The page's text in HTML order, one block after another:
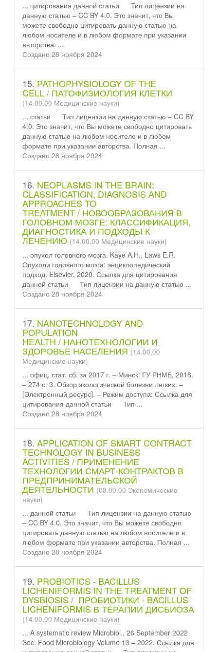
... цитирования данной статьи Тип лицензии на
данную статью – CC BY 4.0. Это значит, что Вы
можете свободно цитировать данную статью на
любом носителе и в любом формате при указании
авторства. ...
Создано 28 ноября 2024
15. PATHOPHYSIOLOGY OF THE
CELL / ПАТОФИЗИОЛОГИЯ КЛЕТКИ
(14.00.00 Медицинские науки)
... статьи Тип лицензии на данную статью – CC BY
4.0. Это значит, что Вы можете свободно цитировать
данную статью на любом носителе и в любом
формате при указании авторства. Полная ...
Создано 28 ноября 2024
16. NEOPLASMS IN THE BRAIN:
CLASSIFICATION, DIAGNOSIS AND
APPROACHES TO
TREATMENT / НОВООБРАЗОВАНИЯ В
ГОЛОВНОМ МОЗГЕ: КЛАССИФИКАЦИЯ,
ДИАГНОСТИКА И ПОДХОДЫ К
ЛЕЧЕНИЮ (14.00.00 Медицинские науки)
... опухол головного мозга. Kaye A.H., Laws E.R.
Опухоли головного мозга: энциклопедический
подход. Elsevier, 2020. Ссылка для цитирования
данной статьи Тип лицензии на данную статью ...
Создано 28 ноября 2024
17. NANOTECHNOLOGY AND
POPULATION
HEALTH / НАНОТЕХНОЛОГИИ И
ЗДОРОВЬЕ НАСЕЛЕНИЯ (14.00.00
Медицинские науки)
... офиц. стат. сб. за 2017 г. – Минск: ГУ РНМБ, 2018.
– 274 с. 3. Обзор экологической болезни легких. –
[Электронный ресурс]. – Режим доступа: Ссылка для
цитирования данной статьи Тип ...
Создано 28 ноября 2024
18. APPLICATION OF SMART CONTRACT
TECHNOLOGY IN BUSINESS
ACTIVITIES / ПРИМЕНЕНИЕ
ТЕХНОЛОГИИ СМАРТ-КОНТРАКТОВ В
ПРЕДПРИНИМАТЕЛЬСКОЙ
ДЕЯТЕЛЬНОСТИ (08.00.00 Экономические
науки)
... данной статьи Тип лицензии на данную статью
– CC BY 4.0. Это значит, что Вы можете свободно
цитировать данную статью на любом носителе и в
любом формате при указании авторства. Полная ...
Создано 28 ноября 2024
19. PROBIOTICS - BACILLUS
LICHENIFORMIS IN THE TREATMENT OF
DYSBIOSIS / ПРОБИОТИКИ - BACILLUS
LICHENIFORMIS В ТЕРАПИИ ДИСБИОЗА
(14.00.00 Медицинские науки)
... A systematic review Microbiol., 26 September 2022
Sec. Food Microbiology Volume 13 – 2022. Ссылка для